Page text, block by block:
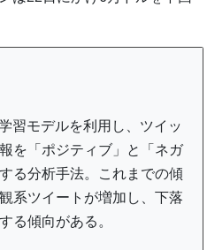
習モデルを利用し、ツイッ
を「ポジティブ」と「ネガ
る分析手法。これまでの傾
系ツイートが増加し、下落
る傾向がある。